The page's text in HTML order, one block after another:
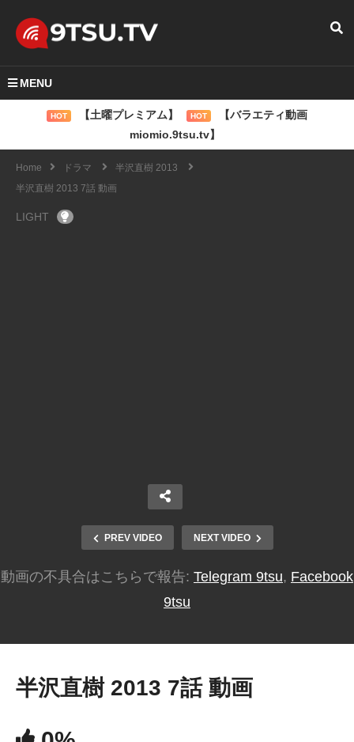
MENU
HOT 【土曜プレミアム】 HOT
【バラエティ動画
miomio.9tsu.tv】
Home ドラマ
半沢直樹 2013
半沢直樹 2013 7話 動画
LIGHT
PREV VIDEO NEXT VIDEO
動画の不具合はこちらで報告: Telegram 9tsu, Facebook
9tsu
半沢直樹 2013 7話 動画